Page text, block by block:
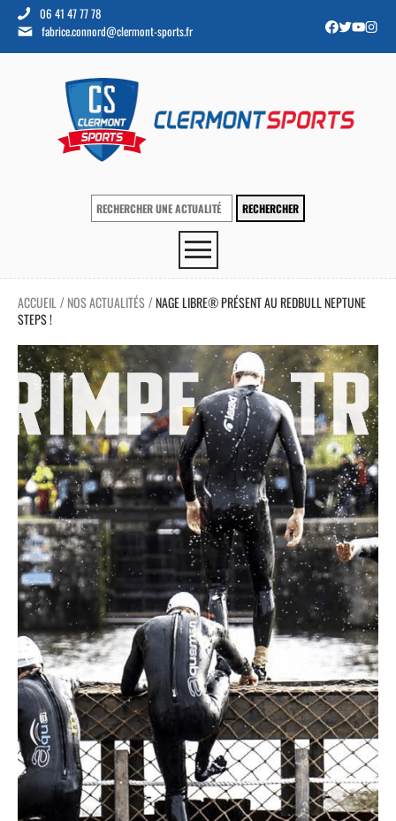
06 41 47 77 78
fabrice.connord@clermont-sports.fr
ACCUEIL / NOS ACTUALITÉS /NAGE LIBRE® PRÉSENT AU REDBULL NEPTUNE
STEPS !